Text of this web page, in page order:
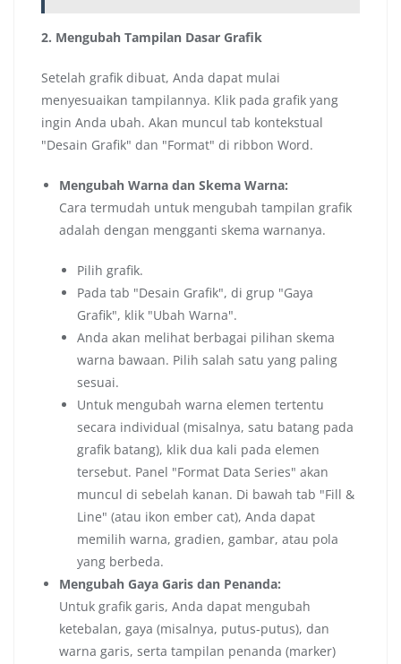
2. Mengubah Tampilan Dasar Grafik
Setelah grafik dibuat, Anda dapat mulai
menyesuaikan tampilannya. Klik pada grafik yang
ingin Anda ubah. Akan muncul tab kontekstual
"Desain Grafik" dan "Format" di ribbon Word.
Mengubah Warna dan Skema Warna:
Cara termudah untuk mengubah tampilan grafik
adalah dengan mengganti skema warnanya.
Pilih grafik.
Pada tab "Desain Grafik", di grup "Gaya
Grafik", klik "Ubah Warna".
Anda akan melihat berbagai pilihan skema
warna bawaan. Pilih salah satu yang paling
sesuai.
Untuk mengubah warna elemen tertentu
secara individual (misalnya, satu batang pada
grafik batang), klik dua kali pada elemen
tersebut. Panel "Format Data Series" akan
muncul di sebelah kanan. Di bawah tab "Fill &
Line" (atau ikon ember cat), Anda dapat
memilih warna, gradien, gambar, atau pola
yang berbeda.
Mengubah Gaya Garis dan Penanda:
Untuk grafik garis, Anda dapat mengubah
ketebalan, gaya (misalnya, putus-putus), dan
warna garis, serta tampilan penanda (marker)